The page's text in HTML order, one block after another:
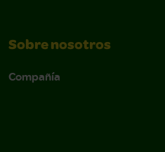
Sobre nosotros
Compañía